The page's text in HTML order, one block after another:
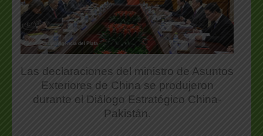
Las declaraciones del ministro de Asuntos
Exteriores de China se produjeron
durante el Diálogo Estratégico China-
Pakistán.